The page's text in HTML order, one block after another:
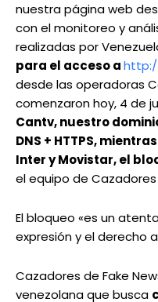
nuestra página web
con el monitoreo y
realizadas por
para el acceso a
desde las operadoras
comenzaron hoy, 4 de
Cantv, nuestro
DNS + HTTPS,
Inter y Movistar, el
el equipo de
El bloqueo «es un
expresión y el derecho
Cazadores de Fake
venezolana que busca